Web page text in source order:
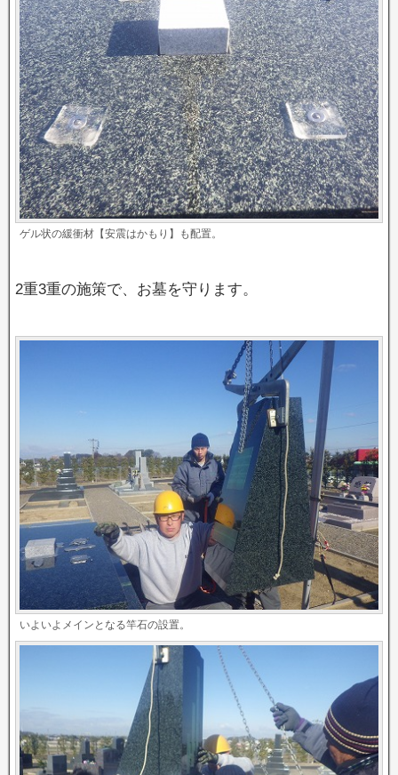
ゲル状の緩衝材【安震はかもり】も配置。
2重3重の施策で、お墓を守ります。
いよいよメインとなる竿石の設置。